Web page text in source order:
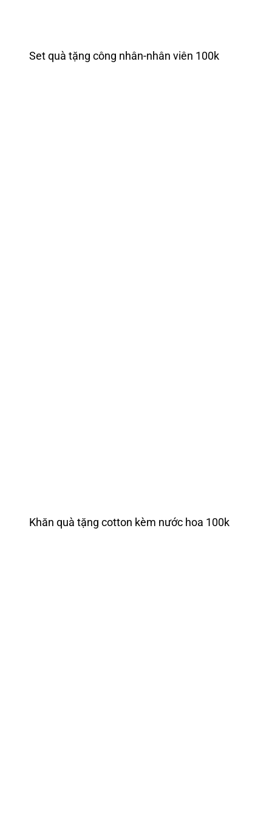
Set quà tặng công nhân-nhân viên 100k
Khăn quà tặng cotton kèm nước hoa 100k